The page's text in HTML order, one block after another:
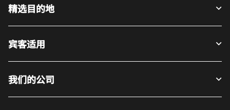
精选目的地
宾客适用
我们的公司